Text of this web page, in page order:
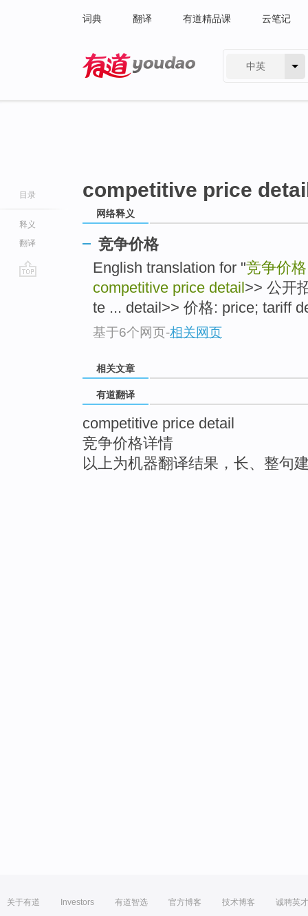
词典 翻译 有道精品课 云笔记
中英
目录
释义
翻译
competitive price
网络释义
竞争价格
English translation for "竞争价格
competitive price detail >> 公开
te ... detail>> 价格: price; tariff
基于6个网页-相关网页
相关文章
有道翻译
competitive price detail
竞争价格详情
以上为机器翻译结果，长、整句
关于有道 Investors 有道智选 官方博客 技术博客 诚聘英才